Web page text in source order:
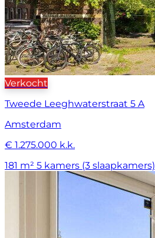
Verkocht
Tweede Leeghwaterstraat 5 A
Amsterdam
€ 1.275.000 k.k.
181 m² 5 kamers (3 slaapkamers)